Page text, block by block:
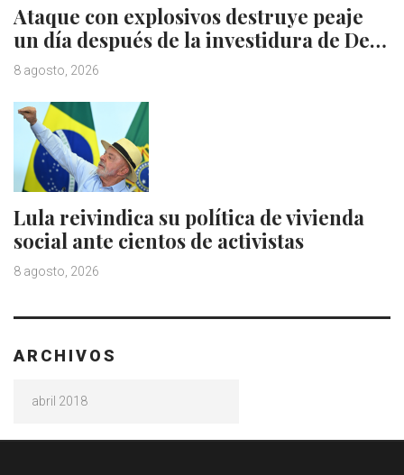
Ataque con explosivos destruye peaje
un día después de la investidura de De…
8 agosto, 2026
Lula reivindica su política de vivienda
social ante cientos de activistas
8 agosto, 2026
ARCHIVOS